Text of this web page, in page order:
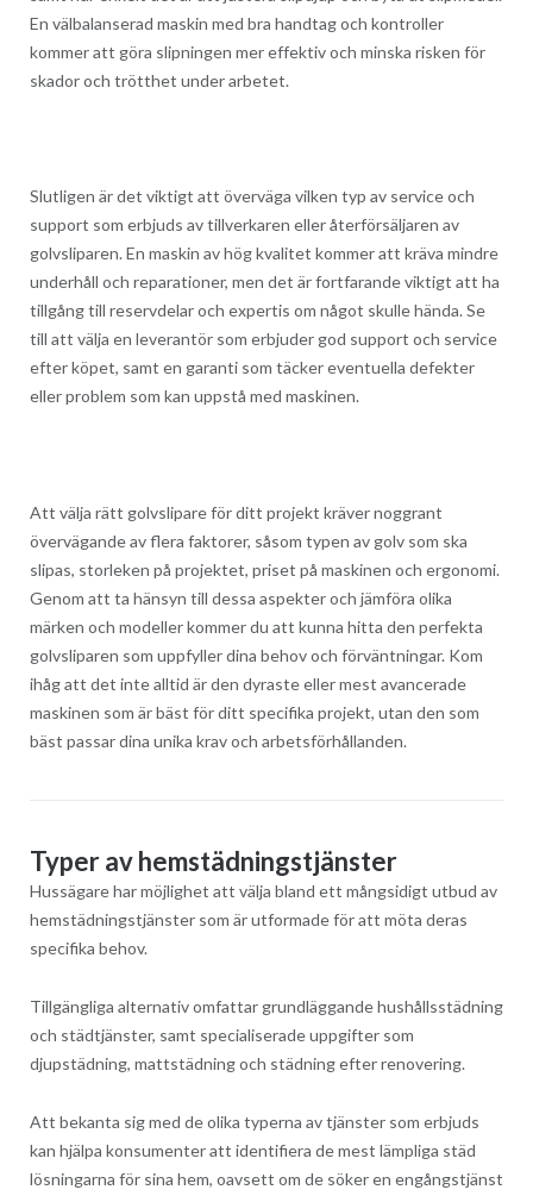
En välbalanserad maskin med bra handtag och kontroller
kommer att göra slipningen mer effektiv och minska risken för
skador och trötthet under arbetet.
Slutligen är det viktigt att överväga vilken typ av service och
support som erbjuds av tillverkaren eller återförsäljaren av
golvsliparen. En maskin av hög kvalitet kommer att kräva mindre
underhåll och reparationer, men det är fortfarande viktigt att ha
tillgång till reservdelar och expertis om något skulle hända. Se
till att välja en leverantör som erbjuder god support och service
efter köpet, samt en garanti som täcker eventuella defekter
eller problem som kan uppstå med maskinen.
Att välja rätt golvslipare för ditt projekt kräver noggrant
övervägande av flera faktorer, såsom typen av golv som ska
slipas, storleken på projektet, priset på maskinen och ergonomi.
Genom att ta hänsyn till dessa aspekter och jämföra olika
märken och modeller kommer du att kunna hitta den perfekta
golvsliparen som uppfyller dina behov och förväntningar. Kom
ihåg att det inte alltid är den dyraste eller mest avancerade
maskinen som är bäst för ditt specifika projekt, utan den som
bäst passar dina unika krav och arbetsförhållanden.
Typer av hemstädningstjänster
Hussägare har möjlighet att välja bland ett mångsidigt utbud av
hemstädningstjänster som är utformade för att möta deras
specifika behov.
Tillgängliga alternativ omfattar grundläggande hushållsstädning
och städtjänster, samt specialiserade uppgifter som
djupstädning, mattstädning och städning efter renovering.
Att bekanta sig med de olika typerna av tjänster som erbjuds
kan hjälpa konsumenter att identifiera de mest lämpliga städ
lösningarna för sina hem, oavsett om de söker en engångstjänst